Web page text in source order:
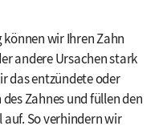
wir Ihren Zahn
andere Ursachen stark
das entzündete oder
Zahnes und füllen den
So verhindern wir